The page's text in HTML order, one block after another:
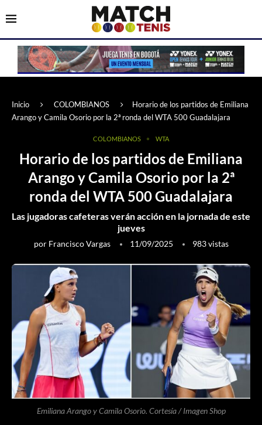
Inicio COLOMBIANOS
Horario de los partidos de Emiliana
Arango y Camila Osorio por la 2ª ronda del WTA 500 Guadalajara
COLOMBIANOS WTA
Horario de los partidos de Emiliana
Arango y Camila Osorio por la 2ª
ronda del WTA 500 Guadalajara
Las jugadoras cafeteras verán acción en la jornada de este
jueves
por Francisco Vargas 11/09/2025 983vistas
Emiliana Arango y Camila Osorio. Cortesía / Imagen Shop